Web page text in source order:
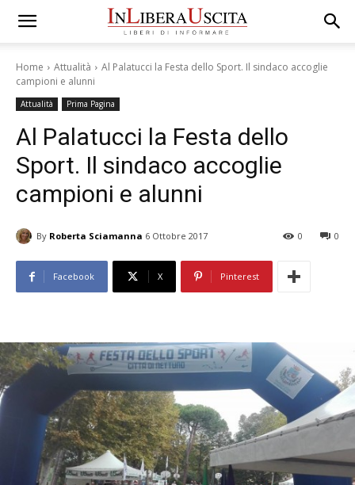
Home Attualità
Al Palatucci la Festa dello Sport. Il sindaco accoglie
campioni e alunni
Attualità Prima Pagina
Al Palatucci la Festa dello
Sport. Il sindaco accoglie
campioni e alunni
By Roberta Sciamanna 6 Ottobre 2017 0
0
Facebook X Pinterest